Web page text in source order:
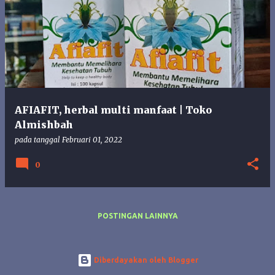
o
s
n
g
a
AFIAFIT, herbal multi manfaat | Toko
Almishbah
pada tanggal Februari 01, 2022
0
POSTINGAN LAINNYA
Diberdayakan oleh Blogger